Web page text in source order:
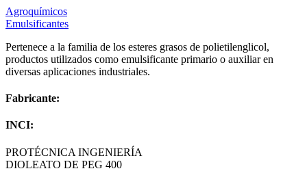
Agroquímicos
Emulsificantes
Pertenece a la familia de los esteres grasos de polietilenglicol,
productos utilizados como emulsificante primario o auxiliar en
diversas aplicaciones industriales.
Fabricante:
INCI:
PROTÉCNICA INGENIERÍA
DIOLEATO DE PEG 400